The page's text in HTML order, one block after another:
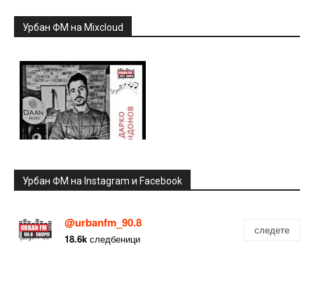
Урбан ФМ на Mixcloud
Урбан ФМ на Instagram и Facebook
@urbanfm_90.8
18.6k следбеници
следете